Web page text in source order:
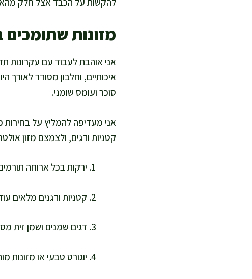
מזונות שתומכים
אני אוהבת לעבוד עם עקרונות
איכותיים, וחלבון מסודר לאורך
סוכר ועומס שומני.
אני מעדיפה להמליץ על בחירות
קטניות ודגים, ולצמצם מזון
ירקות בכל ארוחה
קטניות ודגנים מלאים
דגים שמנים ושמן זית
יוגורט טבעי או מזונות